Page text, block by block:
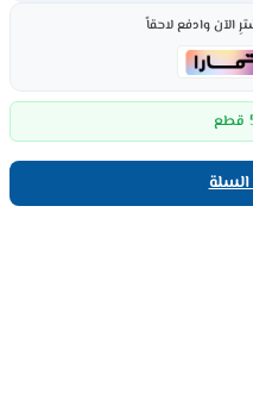
الآن وادفع لاحقاً
قطع